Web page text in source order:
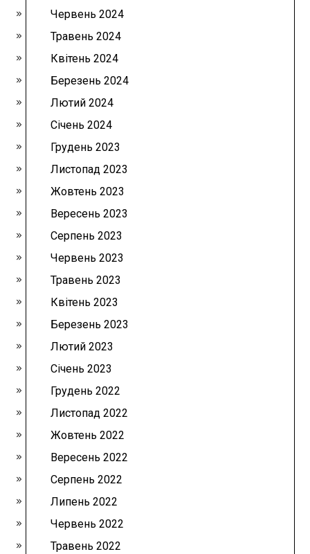
Червень 2024
Травень 2024
Квітень 2024
Березень 2024
Лютий 2024
Січень 2024
Грудень 2023
Листопад 2023
Жовтень 2023
Вересень 2023
Серпень 2023
Червень 2023
Травень 2023
Квітень 2023
Березень 2023
Лютий 2023
Січень 2023
Грудень 2022
Листопад 2022
Жовтень 2022
Вересень 2022
Серпень 2022
Липень 2022
Червень 2022
Травень 2022